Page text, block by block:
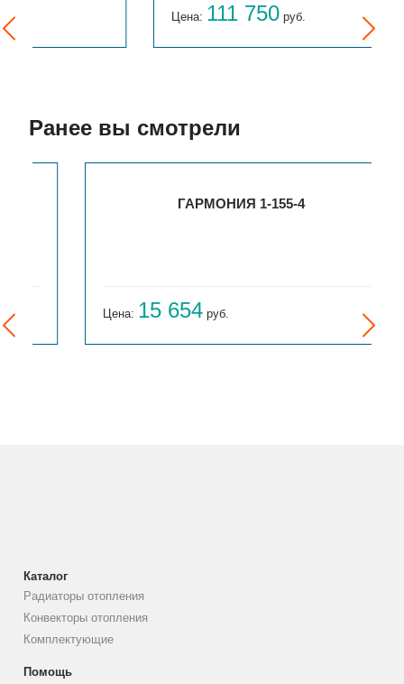
111 750руб.
Ранее вы смотрели
ГАРМОНИЯ 1-155-4
15 654 руб.
Каталог
Радиаторы отопления
Конвекторы отопления
Комплектующие
Помощь